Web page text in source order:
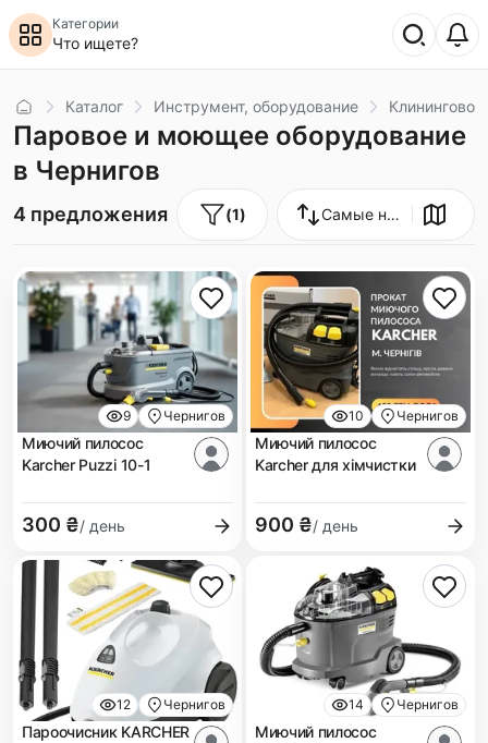
Категории
Что ищете?
Главная
Каталог Инструмент, оборудование Клининговое
Паровое и моющее оборудование
в Чернигов
4 предложения (1) Самые новые
9 Чернигов
Миючий пилосос
Karcher Puzzi 10-1
300 ₴/ день
10 Чернигов
Миючий пилосос
Karcher для хімчистки
900 ₴/ день
12 Чернигов
Пароочисник KARCHER
14 Чернигов
Миючий пилосос